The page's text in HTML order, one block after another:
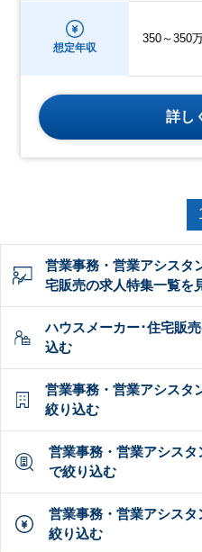
想定年収
350～350
詳し
営業事務・営業アシスタ
宅販売の求人特集一覧を
ハウスメーカー･住宅販
込む
営業事務・営業アシスタ
絞り込む
営業事務・営業アシス
で絞り込む
営業事務・営業アシス
絞り込む